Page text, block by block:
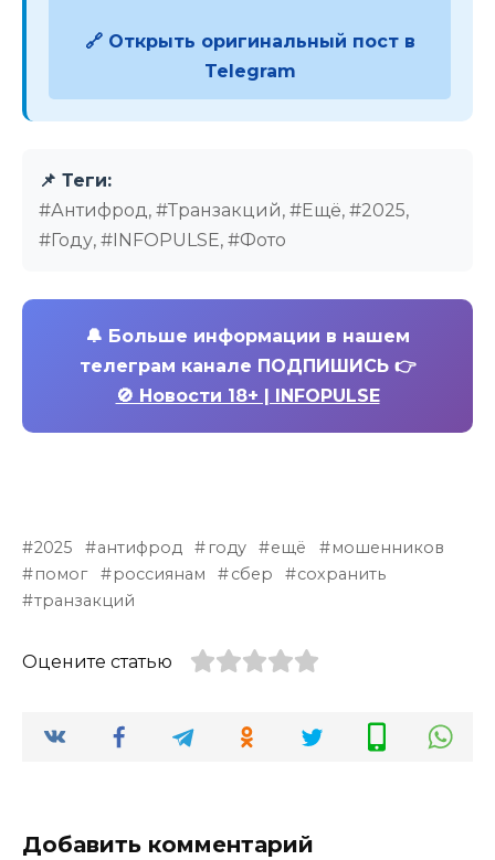
🔗 Открыть оригинальный пост в
Telegram
📌 Теги:
#Антифрод, #Транзакций, #Ещё, #2025,
#Году, #INFOPULSE, #Фото
🔔 Больше информации в нашем
телеграм канале ПОДПИШИСЬ 👉
🚫 Новости 18+ | INFOPULSE
2025 антифрод году ещё
мошенников
помог
россиянам сбер
сохранить
транзакций
Оцените статью
Добавить комментарий